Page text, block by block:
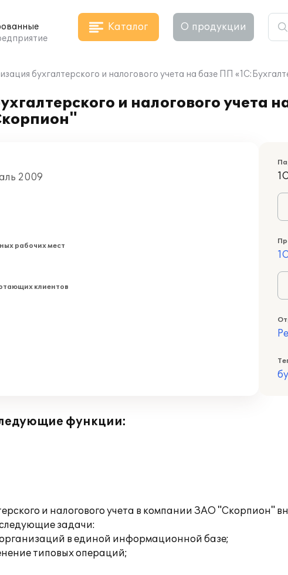
Каталог О продукции
бухгалтерского и налогового учета на базе ПП
и налогового учета
2009
рабочих мест
клиентов
функции:
и налогового учета в компании ЗАО "Скорпион"
задачи:
организаций в единой информационной базе;
типовых операций;